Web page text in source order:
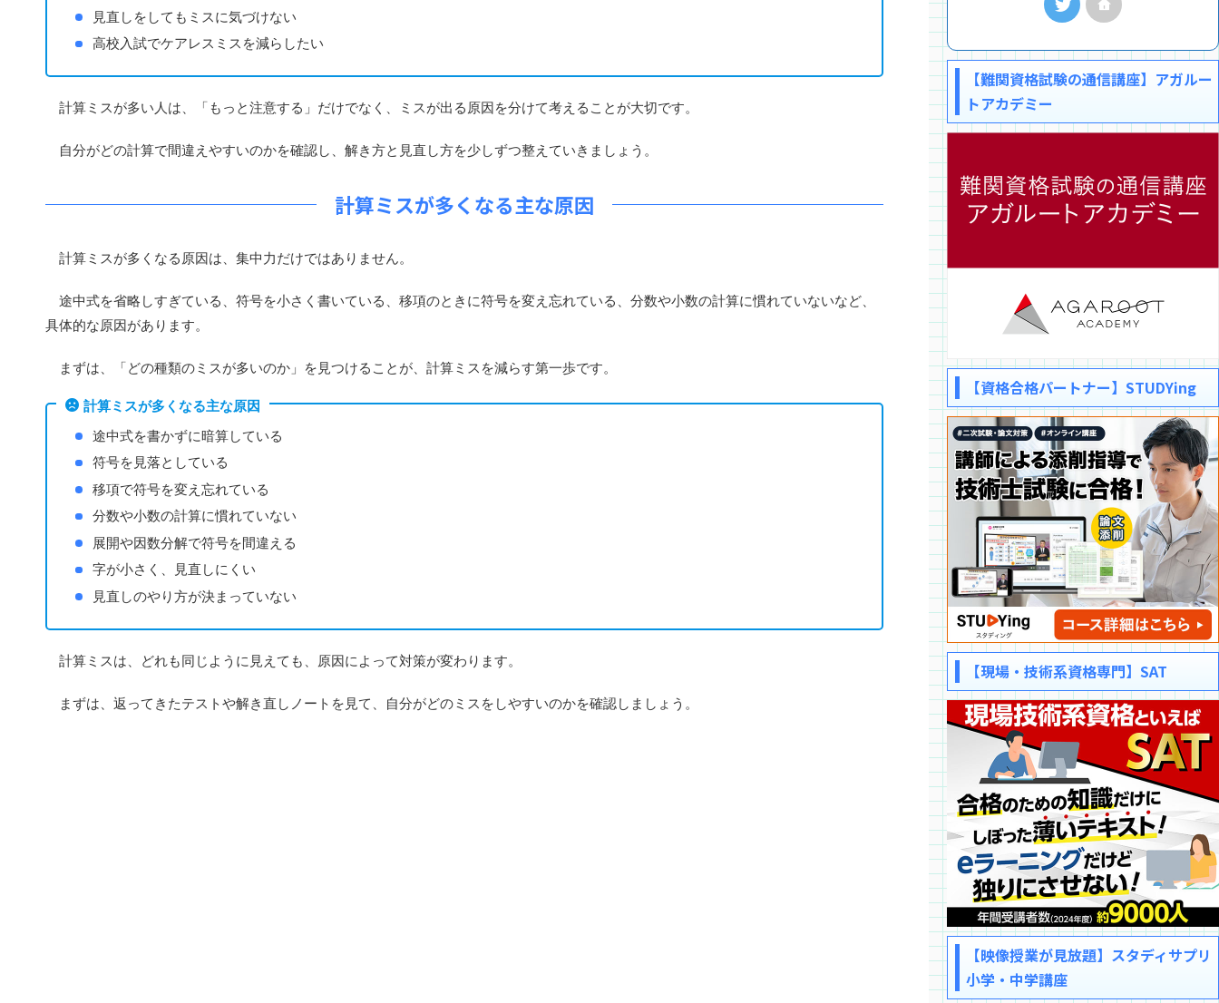
見直しをしてもミスに気づけない
高校入試でケアレスミスを減らしたい
計算ミスが多い人は、「もっと注意する」だけでなく、ミスが出る原因を分けて考えることが大切です。
自分がどの計算で間違えやすいのかを確認し、解き方と見直し方を少しずつ整えていきましょう。
計算ミスが多くなる主な原因
計算ミスが多くなる原因は、集中力だけではありません。
途中式を省略しすぎている、符号を小さく書いている、移項のときに符号を変え忘れている、分数や小数の計算に慣れていないなど、
具体的な原因があります。
まずは、「どの種類のミスが多いのか」を見つけることが、計算ミスを減らす第一歩です。
計算ミスが多くなる主な原因
途中式を書かずに暗算している
符号を見落としている
移項で符号を変え忘れている
分数や小数の計算に慣れていない
展開や因数分解で符号を間違える
字が小さく、見直しにくい
見直しのやり方が決まっていない
計算ミスは、どれも同じように見えても、原因によって対策が変わります。
まずは、返ってきたテストや解き直しノートを見て、自分がどのミスをしやすいのかを確認しましょう。
【難関資格試験の通信講座】アガルー
トアカデミー
【資格合格パートナー】STUDYing
【現場・技術系資格専門】SAT
【映像授業が見放題】スタディサプリ
小学・中学講座